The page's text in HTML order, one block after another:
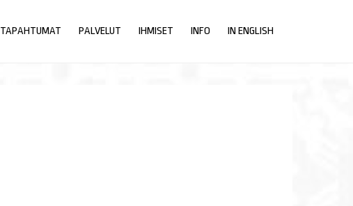
TAPAHTUMAT PALVELUT IHMISET INFO IN ENGLISH